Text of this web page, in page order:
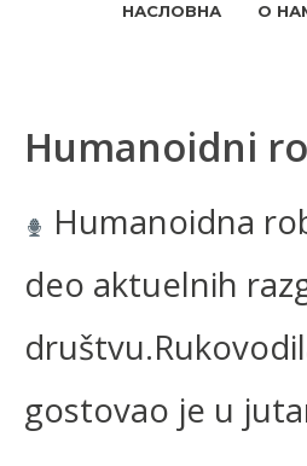
НАСЛОВНА О
Humanoidni
Humanoidna
deo aktuelnih
gostovao je u